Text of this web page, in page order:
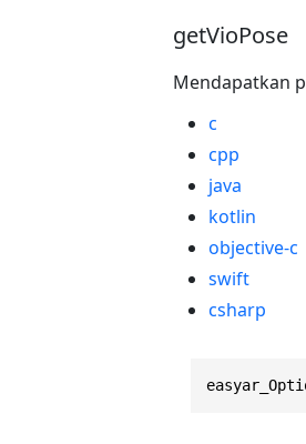
getVioPose
Mendapatkan
c
cpp
java
kotlin
objective-c
swift
csharp